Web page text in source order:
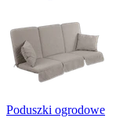
Poduszki ogrodowe